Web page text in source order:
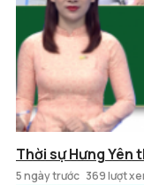
Thời sự Hưng Yên
5 ngày trước 369 lượt